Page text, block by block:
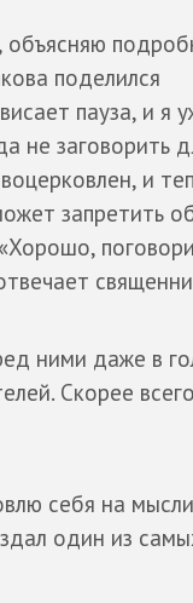
объясняю
поделился
пауза, и я
не заговорить
и
запретить
ними даже в
Скорее
себя на
один из